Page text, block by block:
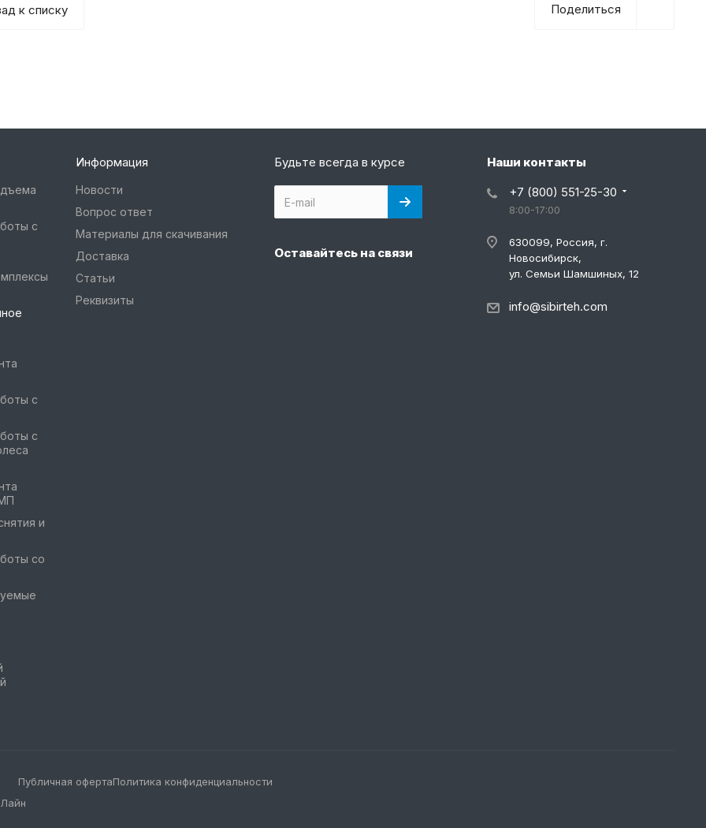
Поделиться
к списку
с
с
с
и
со
Информация
Новости
Вопрос ответ
Материалы для скачивания
Доставка
Статьи
Реквизиты
Будьте всегда в курсе
Оставайтесь на связи
Наши контакты
+7 (800) 551-25-30
8:00-17:00
630099, Россия, г.
Новосибирск,
ул. Семьи Шамшиных, 12
info@sibirteh.com
Публичная офертаПолитика конфиденциальности